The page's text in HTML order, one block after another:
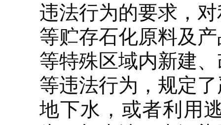
违法行为的要求，
等贮存石化原料及
等特殊区域内新建
等违法行为，规定
地下水，或者利用